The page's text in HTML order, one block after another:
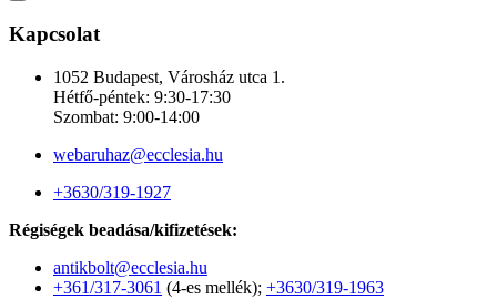
Kapcsolat
1052 Budapest, Városház utca 1.
Hétfő-péntek: 9:30-17:30
Szombat: 9:00-14:00
webaruhaz@ecclesia.hu
+3630/319-1927
Régiségek beadása/kifizetések:
antikbolt@ecclesia.hu
+361/317-3061 (4-es mellék); +3630/319-1963